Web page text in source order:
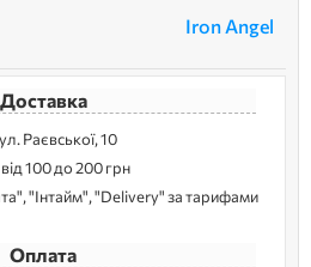
Iron Angel
Доставка
Раєвської, 10
100 до 200 грн
"Інтайм", "Delivery" за тарифами
Оплата